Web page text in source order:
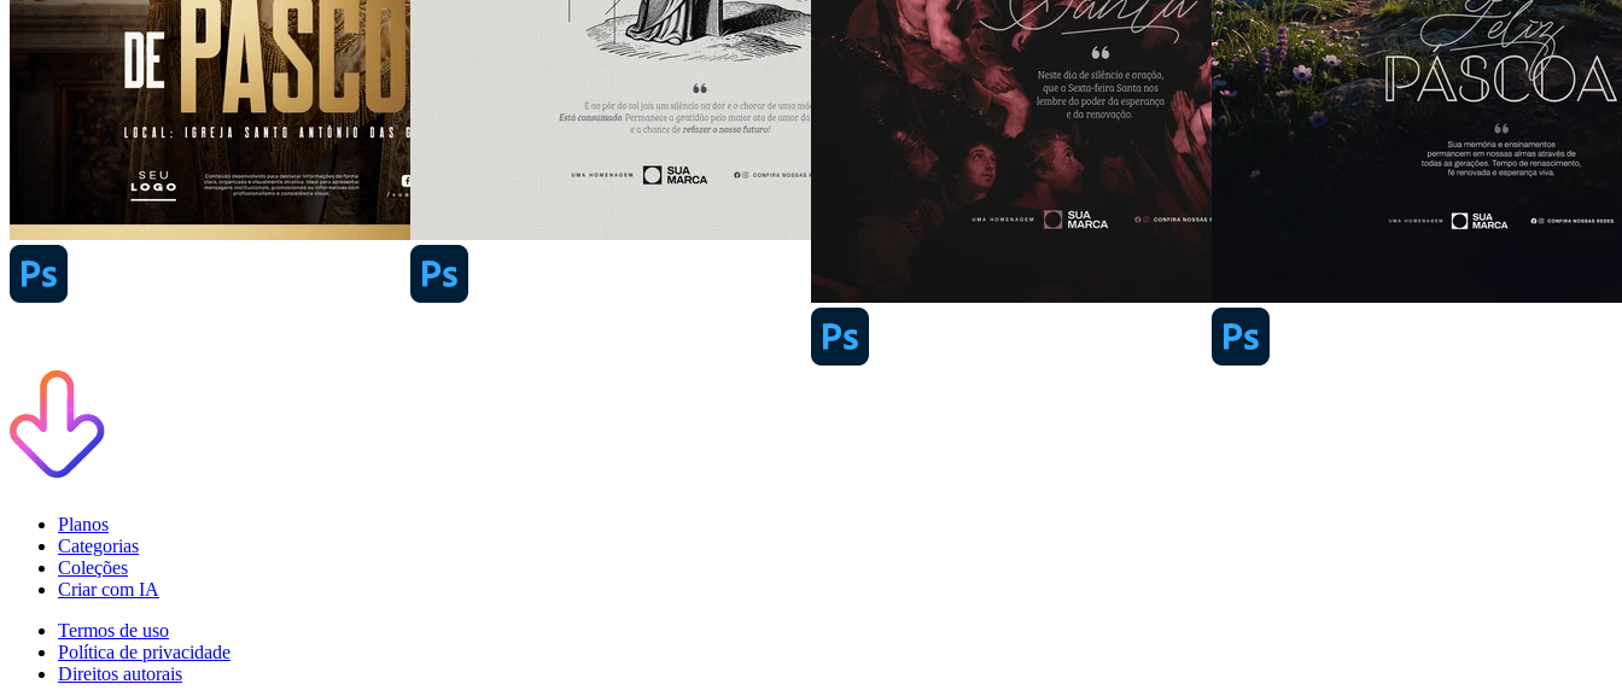
Planos
Categorias
Coleções
Criar com IA
Termos de uso
Política de privacidade
Direitos autorais